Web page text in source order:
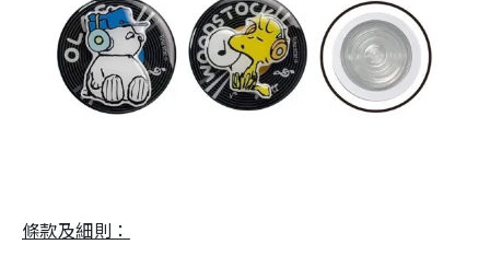
條款及細則：